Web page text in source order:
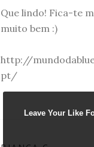
Que lindo! Fica-te
muito bem :)
http://
pt/
Leave Your Like